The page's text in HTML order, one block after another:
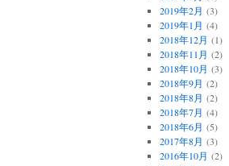
2019年2月 (3)
2019年1月 (4)
2018年12月 (1)
2018年11月 (2)
2018年10月 (3)
2018年9月 (2)
2018年8月 (2)
2018年7月 (4)
2018年6月 (5)
2017年8月 (3)
2016年10月 (2)